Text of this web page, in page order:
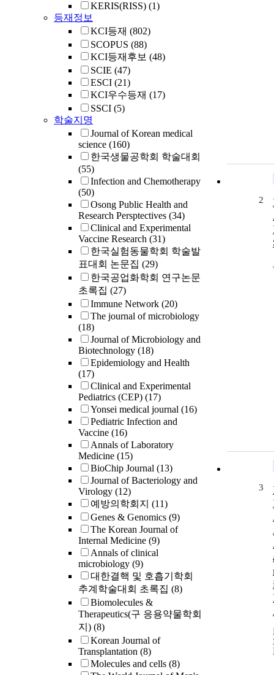
KERIS(RISS) (1)
등재정보
KCI등재 (802)
SCOPUS (88)
KCI등재후보 (48)
SCIE (47)
ESCI (21)
KCI우수등재 (17)
SSCI (5)
학술지명
Journal of Korean medical
science (160)
한국생물공학회 학술대회
(55)
Infection and Chemotherapy
(50)
Osong Public Health and
Research Persptectives (34)
Clinical and Experimental
Vaccine Research (31)
한국실험동물학회 학술발
표대회 논문집 (29)
한국공업화학회 연구논문
초록집 (27)
Immune Network (20)
The journal of microbiology
(18)
Journal of Microbiology and
Biotechnology (18)
Epidemiology and Health
(17)
Clinical and Experimental
Pediatrics (CEP) (17)
Yonsei medical journal (16)
Pediatric Infection and
Vaccine (16)
Annals of Laboratory
Medicine (15)
BioChip Journal (13)
Journal of Bacteriology and
Virology (12)
예방의학회지 (11)
Genes & Genomics (9)
The Korean Journal of
Internal Medicine (9)
Annals of clinical
microbiology (9)
대한결핵 및 호흡기학회
추계학술대회 초록집 (8)
Biomolecules &
Therapeutics(구 응용약물학회
지) (8)
Korean Journal of
Transplantation (8)
Molecules and cells (8)
2
3